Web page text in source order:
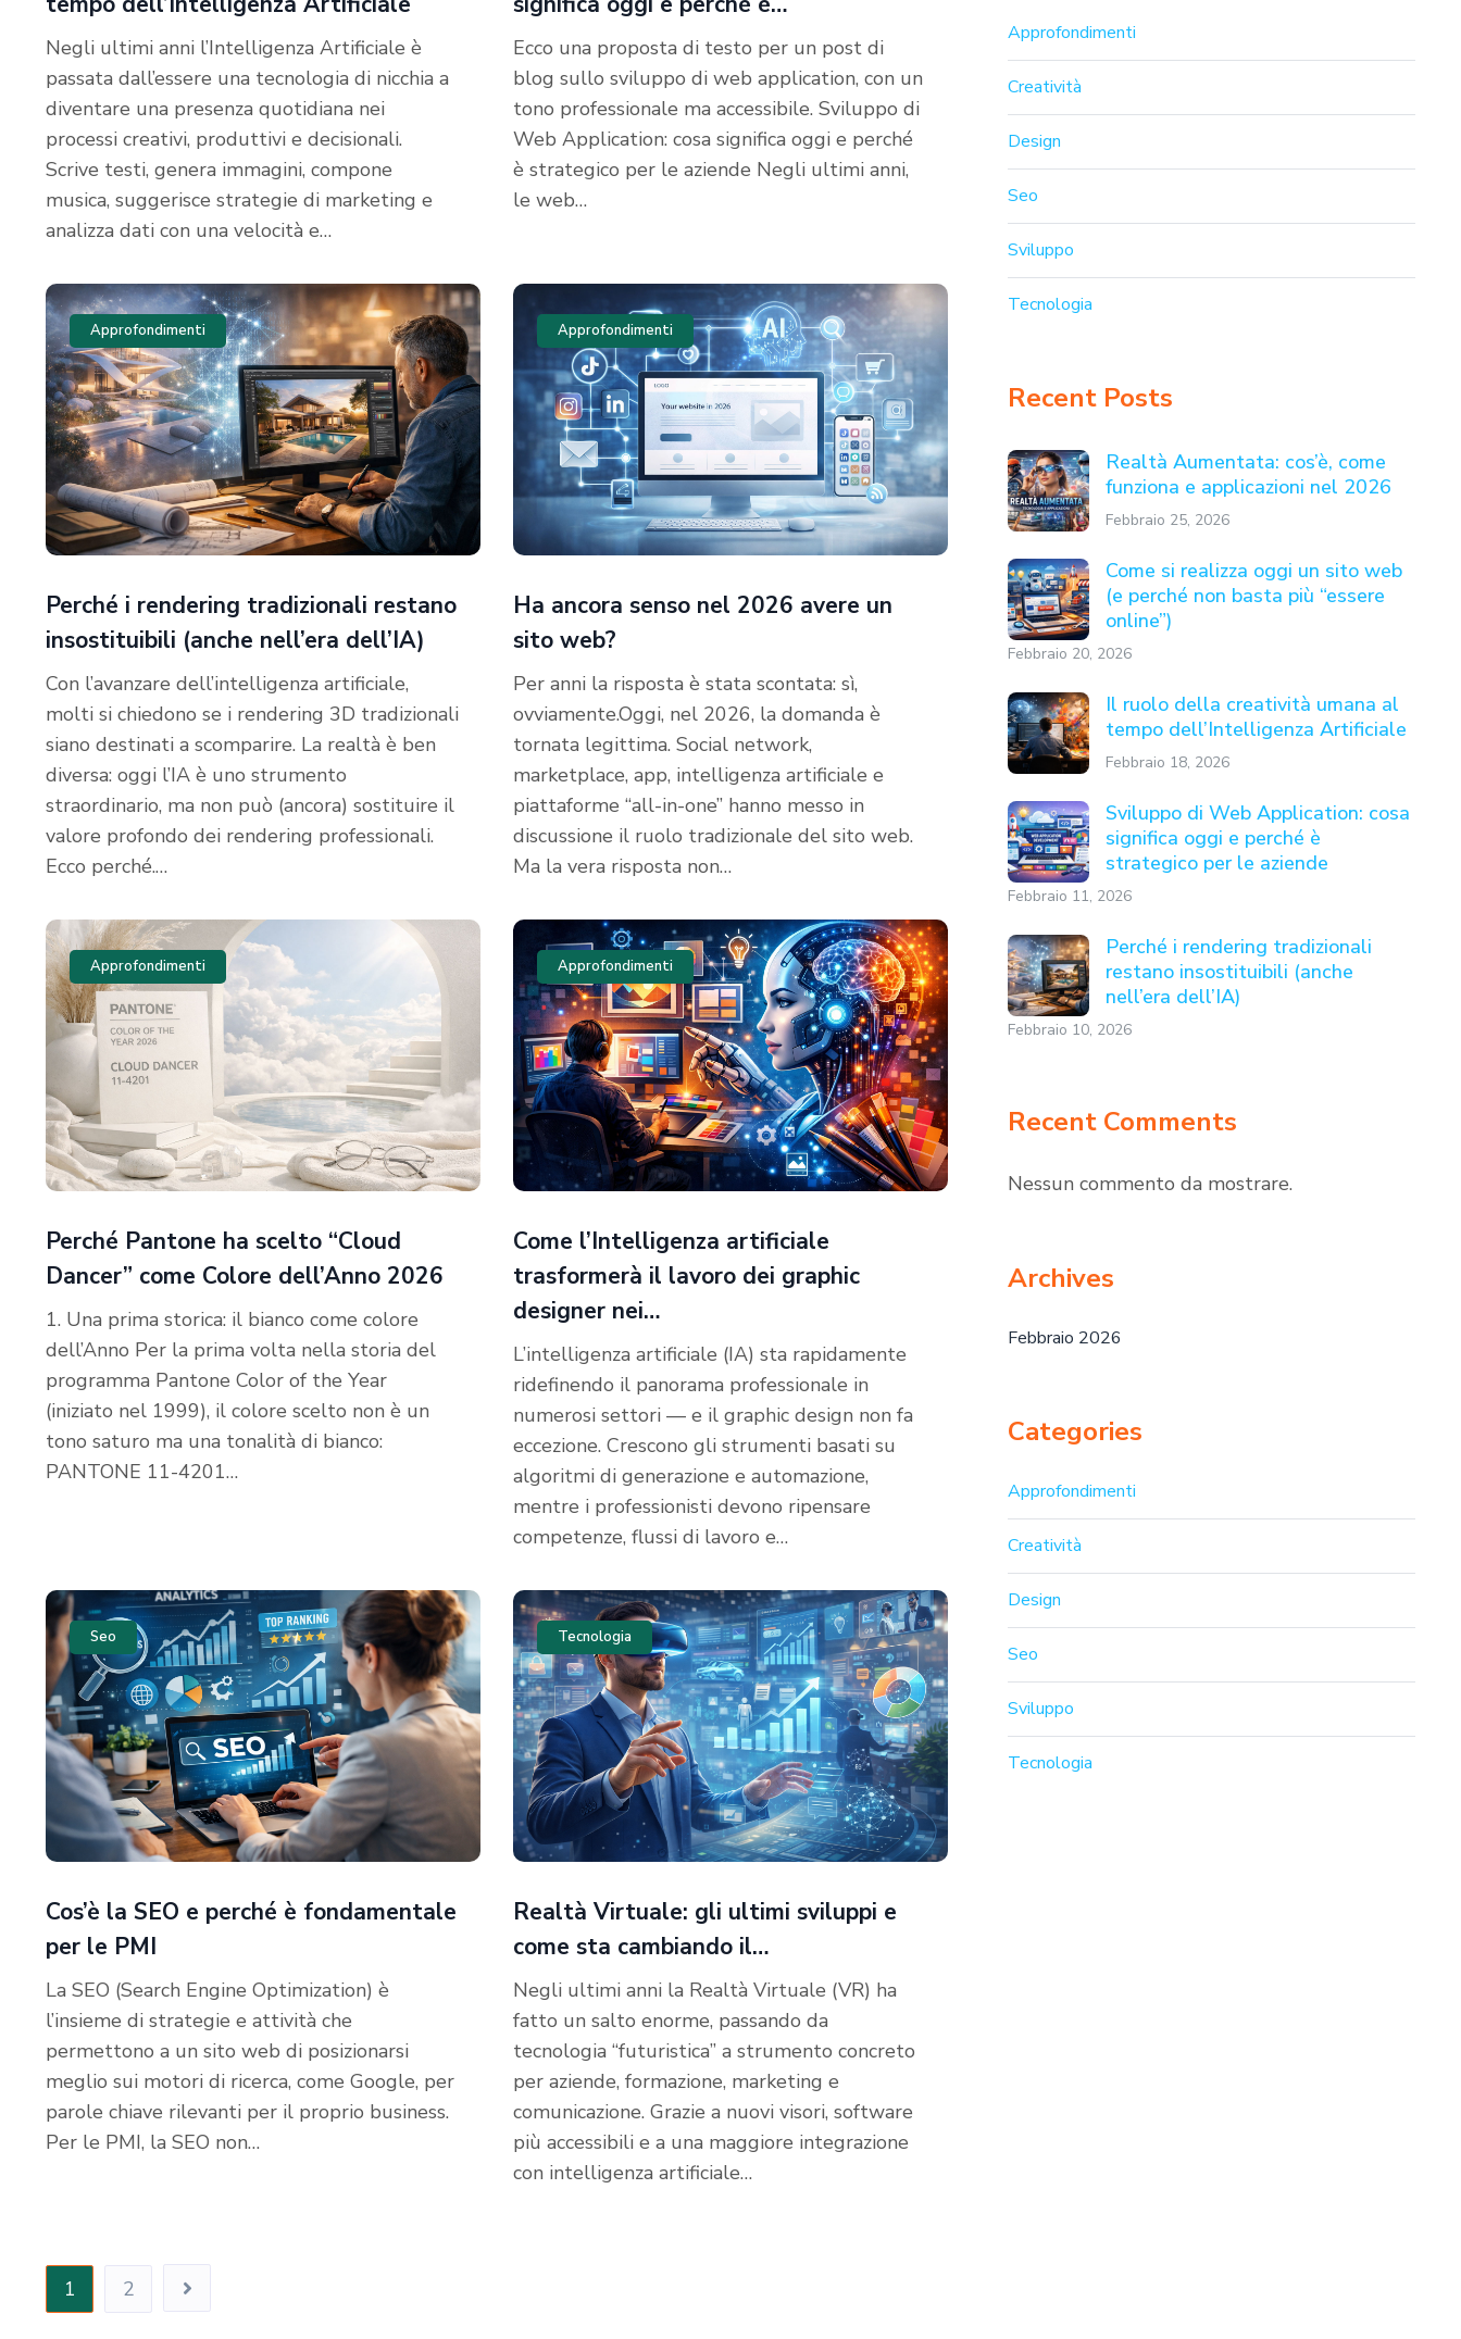
Negli ultimi anni l’Intelligenza Artificiale è
passata dall’essere una tecnologia di nicchia a
diventare una presenza quotidiana nei
processi creativi, produttivi e decisionali.
Scrive testi, genera immagini, compone
musica, suggerisce strategie di marketing e
analizza dati con una velocità e…
Ecco una proposta di testo per un post di
blog sullo sviluppo di web application, con un
tono professionale ma accessibile. Sviluppo di
Web Application: cosa significa oggi e perché
è strategico per le aziende Negli ultimi anni,
le web…
Approfondimenti
Perché i rendering tradizionali restano
insostituibili (anche nell’era dell’IA)
Con l’avanzare dell’intelligenza artificiale,
molti si chiedono se i rendering 3D tradizionali
siano destinati a scomparire. La realtà è ben
diversa: oggi l’IA è uno strumento
straordinario, ma non può (ancora) sostituire il
valore profondo dei rendering professionali.
Ecco perché.…
Approfondimenti
Ha ancora senso nel 2026 avere un
sito web?
Per anni la risposta è stata scontata: sì,
ovviamente.Oggi, nel 2026, la domanda è
tornata legittima. Social network,
marketplace, app, intelligenza artificiale e
piattaforme “all-in-one” hanno messo in
discussione il ruolo tradizionale del sito web.
Ma la vera risposta non…
Approfondimenti
Perché Pantone ha scelto “Cloud
Dancer” come Colore dell’Anno 2026
1. Una prima storica: il bianco come colore
dell’Anno Per la prima volta nella storia del
programma Pantone Color of the Year
(iniziato nel 1999), il colore scelto non è un
tono saturo ma una tonalità di bianco:
PANTONE 11-4201…
Approfondimenti
Come l’Intelligenza artificiale
trasformerà il lavoro dei graphic
designer nei…
L’intelligenza artificiale (IA) sta rapidamente
ridefinendo il panorama professionale in
numerosi settori — e il graphic design non fa
eccezione. Crescono gli strumenti basati su
algoritmi di generazione e automazione,
mentre i professionisti devono ripensare
competenze, flussi di lavoro e…
Seo
Cos’è la SEO e perché è fondamentale
per le PMI
La SEO (Search Engine Optimization) è
l’insieme di strategie e attività che
permettono a un sito web di posizionarsi
meglio sui motori di ricerca, come Google, per
parole chiave rilevanti per il proprio business.
Per le PMI, la SEO non…
Tecnologia
Realtà Virtuale: gli ultimi sviluppi e
come sta cambiando il…
Negli ultimi anni la Realtà Virtuale (VR) ha
fatto un salto enorme, passando da
tecnologia “futuristica” a strumento concreto
per aziende, formazione, marketing e
comunicazione. Grazie a nuovi visori, software
più accessibili e a una maggiore integrazione
con intelligenza artificiale…
Paginazione
1 2
Approfondimenti
Creatività
Design
Seo
Sviluppo
Tecnologia
Recent Posts
Realtà Aumentata: cos’è, come
funziona e applicazioni nel 2026
Febbraio 25, 2026
Come si realizza oggi un sito web
(e perché non basta più “essere
online”)
Febbraio 20, 2026
Il ruolo della creatività umana al
tempo dell’Intelligenza Artificiale
Febbraio 18, 2026
Sviluppo di Web Application: cosa
significa oggi e perché è
strategico per le aziende
Febbraio 11, 2026
Perché i rendering tradizionali
restano insostituibili (anche
nell’era dell’IA)
Febbraio 10, 2026
Recent Comments
Nessun commento da mostrare.
Archives
Febbraio 2026
Categories
Approfondimenti
Creatività
Design
Seo
Sviluppo
Tecnologia